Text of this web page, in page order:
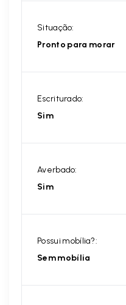
Situação:
Pronto para morar
Escriturado:
Sim
Averbado:
Sim
Possui mobília?:
Sem mobília